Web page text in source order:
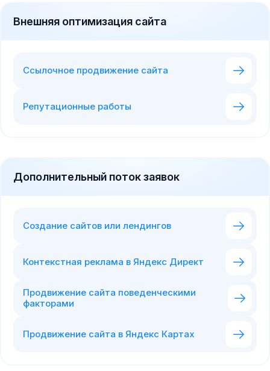
Внешняя оптимизация сайта
Ссылочное продвижение сайта
Репутационные работы
Дополнительный поток заявок
Создание сайтов или лендингов
Контекстная реклама в Яндекс Директ
Продвижение сайта поведенческими
факторами
Продвижение сайта в Яндекс Картах